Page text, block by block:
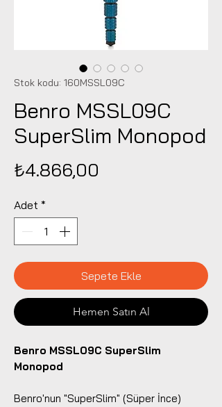
Stok kodu: 160MSSL09C
Benro MSSL09C
SuperSlim Monopod
₺4.866,00
Adet *
Sepete Ekle
Hemen Satın Al
Benro MSSL09C SuperSlim
Monopod
Benro'nun "SuperSlim" (Süper İnce)